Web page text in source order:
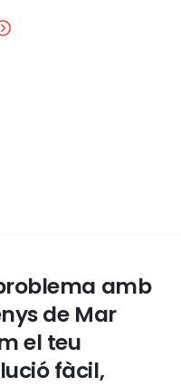
amb
de Mar
el teu
fàcil,